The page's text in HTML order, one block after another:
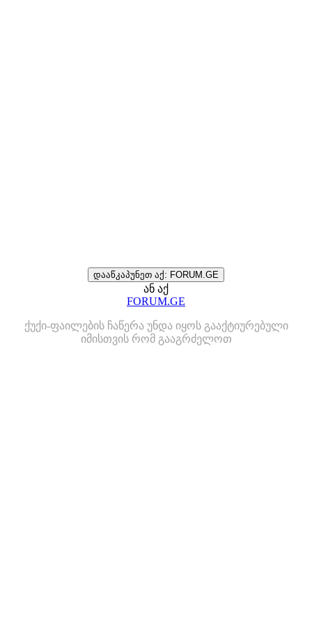
დააწკაპუნეთ აქ: FORUM.GE
ან აქ
FORUM.GE
ქუქი-ფაილების ჩაწერა უნდა იყოს გააქტიურებული
იმისთვის რომ გააგრძელოთ